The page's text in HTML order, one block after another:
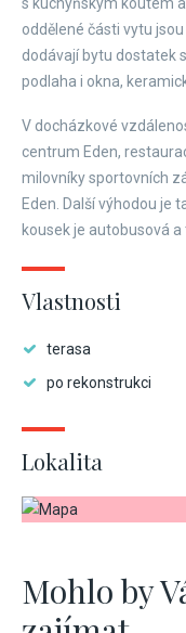
oddělené části vytu
dodávají bytu dostatek
podlaha i okna,
V docházkové
centrum Eden,
milovníky sportovních
Eden. Další výhodou je
kousek je autobusová
Vlastnosti
terasa
po rekonstrukci
Lokalita
Mohlo by